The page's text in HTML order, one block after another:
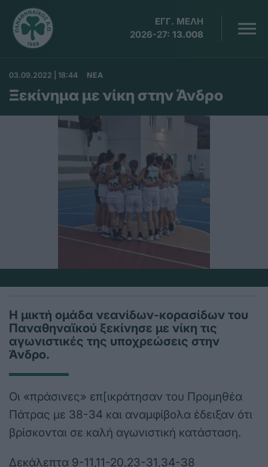
ΕΓΓ. ΜΕΛΗ
2026-27: 13.008
03.09.2022 | 18:44 ΝΕΑ
Ξεκίνημα με νίκη στην Άνδρο
Η μικτή ομάδα νεανίδων-κορασίδων του
Παναθηναϊκού ξεκίνησε με νίκη τις
αγωνιστικές της υποχρεώσεις στην
Άνδρο.
Οι «πράσινες» επ[ικράτησαν του Προμηθέα
Πάτρας με 38-34 και αναμφίβολα έδειξαν ότι
βρίσκονται σε καλή αγωνιστική κατάσταση.
Δεκάλεπτα 9-11,11-20,23-31,34-38